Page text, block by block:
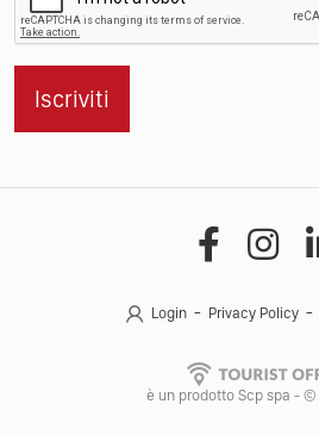
Iscriviti
Login Privacy Policy
è un prodotto Scp spa - ©